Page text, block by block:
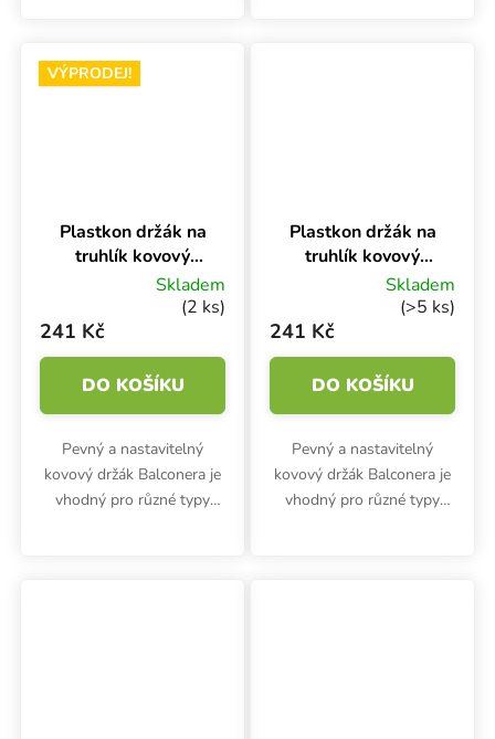
VÝPRODEJ!
Plastkon držák na
truhlík kovový
Balconera BíláSkladem
(2 ks)
241 Kč
DO KOŠÍKU
Pevný a nastavitelný
kovový držák Balconera je
vhodný pro různé typy
Plastkon držák na
truhlík kovový
BalconeraSkladem
(>5 ks)
241 Kč
DO KOŠÍKU
Pevný a nastavitelný
kovový držák Balconera je
vhodný pro různé typy